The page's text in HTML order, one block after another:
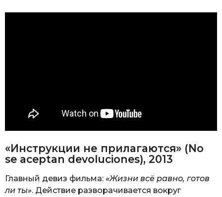
«Инструкции не прилагаются» (No
se aceptan devoluciones), 2013
Главный девиз фильма: «Жизни всё равно, готов
ли ты». Действие разворачивается вокруг